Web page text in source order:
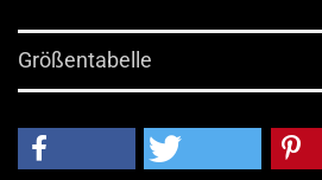
Größentabelle